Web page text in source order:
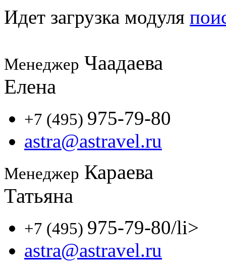
Идет загрузка модуля
Менеджер Чаадаева
Елена
+7 (495) 975-79-80
astra@astravel.ru
Менеджер Караева
Татьяна
+7 (495) 975-79-80/li>
astra@astravel.ru